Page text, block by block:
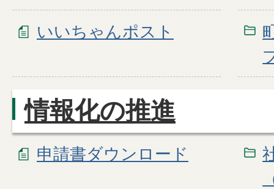
いいちゃんポスト
情報化の推進
申請書ダウンロード